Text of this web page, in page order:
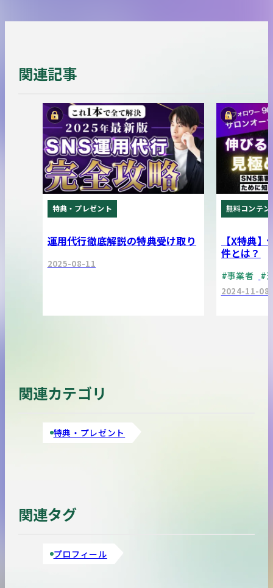
関連記事
特典・プレゼント
運用代行徹底解説の特典受け取り
2025-08-11
無料コンテン
【X特典
件とは？
#事業者 #
2024-11-08
関連カテゴリ
特典・プレゼント
関連タグ
プロフィール